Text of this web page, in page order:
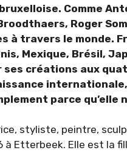
Comme
Roger
à travers le monde.
Mexique, Brésil,
ses créations aux
parce qu’elle
styliste, peintre,
à Etterbeek. Elle est la